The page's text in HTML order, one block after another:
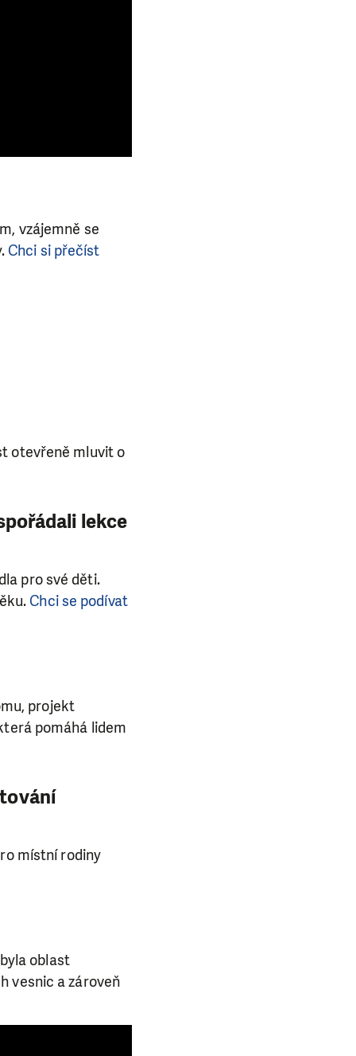
vzájemně se
Chci si přečíst
otevřeně mluvit o
lekce
pro své děti.
Chci se podívat
projekt
pomáhá lidem
místní rodiny
oblast
vesnic a zároveň